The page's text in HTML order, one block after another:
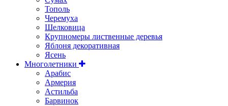
Тополь
Черемуха
Шелковица
Крупномеры лиственные деревья
Яблоня декоративная
Ясень
Многолетники
Арабис
Армерия
Астильбa
Барвинок